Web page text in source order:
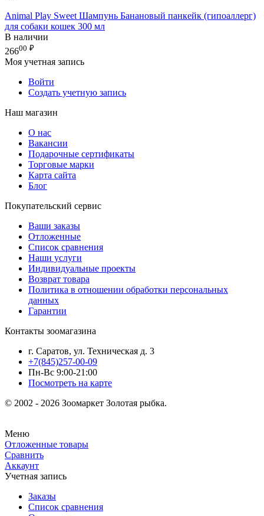
Animal Play Sweet Шампунь Банановый панкейк (гипоаллерг)
для собаки кошек 300 мл
В наличии
26600 ₽
Моя учетная запись
Войти
Создать учетную запись
Наш магазин
О нас
Вакансии
Подарочные сертификаты
Торговые марки
Карта сайта
Блог
Покупательский сервис
Ваши заказы
Отложенные
Список сравнения
Наши услуги
Индивидуальные проекты
Возврат товара
Политика в отношении обработки персональных
данных
Гарантии
Контакты зоомагазина
г. Саратов, ул. Техническая д. 3
+7(845)257-00-09
Пн-Вс 9:00-21:00
Посмотреть на карте
© 2002 - 2026 Зоомаркет Золотая рыбка.
Меню
Отложенные товары
Сравнить
Аккаунт
Учетная запись
Заказы
Список сравнения